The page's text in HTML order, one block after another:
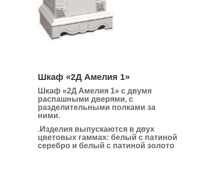
Шкаф «2Д Амелия 1»
Шкаф «2Д Амелия 1» с двумя
распашными дверями, с
разделительными полками за
ними.
.Изделия выпускаются в двух
цветовых гаммах: белый с патиной
серебро и белый с патиной золото